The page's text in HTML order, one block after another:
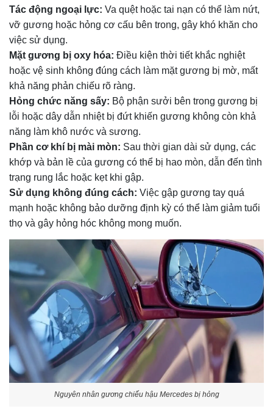
Tác động ngoại lực: Va quệt hoặc tai nạn có thể làm nứt,
vỡ gương hoặc hỏng cơ cấu bên trong, gây khó khăn cho
việc sử dụng.
Mặt gương bị oxy hóa: Điều kiện thời tiết khắc nghiệt
hoặc vệ sinh không đúng cách làm mặt gương bị mờ, mất
khả năng phản chiếu rõ ràng.
Hỏng chức năng sấy: Bộ phận sưởi bên trong gương bị
lỗi hoặc dây dẫn nhiệt bị đứt khiến gương không còn khả
năng làm khô nước và sương.
Phần cơ khí bị mài mòn: Sau thời gian dài sử dụng, các
khớp và bản lề của gương có thể bị hao mòn, dẫn đến tình
trạng rung lắc hoặc kẹt khi gập.
Sử dụng không đúng cách: Việc gập gương tay quá
mạnh hoặc không bảo dưỡng định kỳ có thể làm giảm tuổi
thọ và gây hỏng hóc không mong muốn.
Nguyên nhân gương chiếu hậu Mercedes bị hỏng